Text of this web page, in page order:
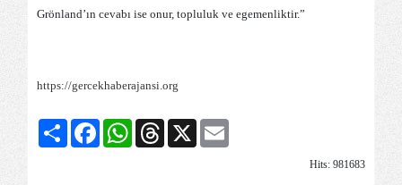
Grönland’ın cevabı ise onur, topluluk ve egemenliktir.”
https://gercekhaberajansi.org
Share FacebookWhatsAppThreads
X
Hits: 981683